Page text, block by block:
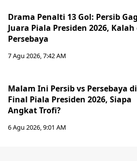
Drama Penalti 13 Gol: Persib
Juara Piala Presiden 2026,
Persebaya
7 Agu 2026, 7:42 AM
Malam Ini Persib vs Persebaya di
Final Piala Presiden 2026, Siapa
Angkat Trofi?
6 Agu 2026, 9:01 AM